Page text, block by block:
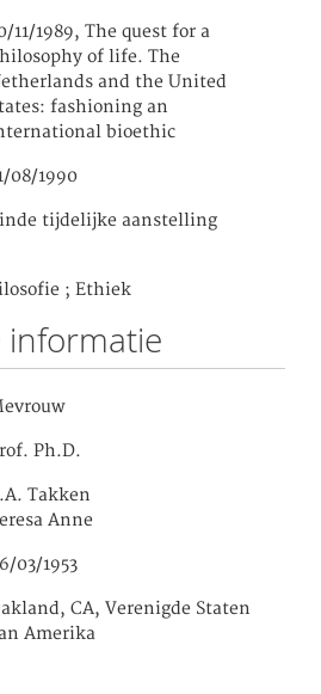
11/1989, The quest for a
of life. The
and the United
fashioning an
bioethic
08/1990
tijdelijke aanstelling
; Ethiek
informatie
Ph.D.
Takken
Anne
03/1953
CA, Verenigde Staten
Amerika